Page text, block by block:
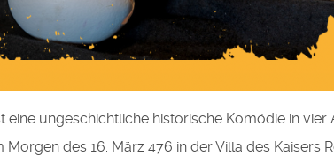
eine ungeschichtliche historische Komödie in
Morgen des 16. März 476 in der Villa des Kaisers